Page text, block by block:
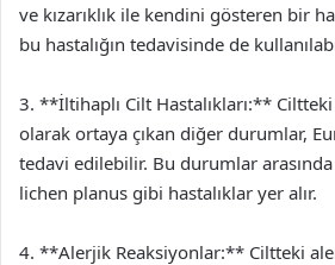
ve kızarıklık ile kendini gösteren bir
bu hastalığın tedavisinde de
3. **İltihaplı Cilt Hastalıkları:**
olarak ortaya çıkan diğer durumlar,
tedavi edilebilir. Bu durumlar
lichen planus gibi hastalıklar yer alır.
4. **Alerjik Reaksiyonlar:** Ciltteki